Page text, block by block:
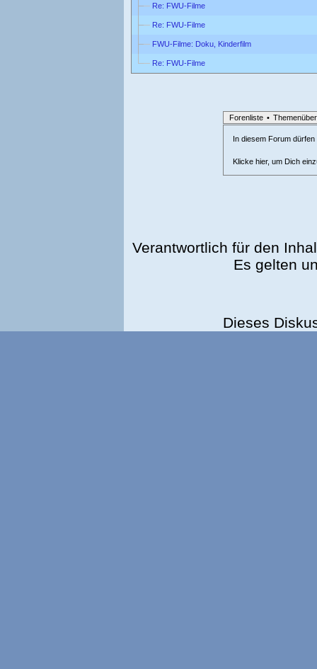
Re: FWU-Filme
Re: FWU-Filme
FWU-Filme: Doku, Kinderfilm
Re: FWU-Filme
Forenliste •
In diesem Forum
Klicke hier, um Dich
Verantwortlich für den
Es gelten
Dieses